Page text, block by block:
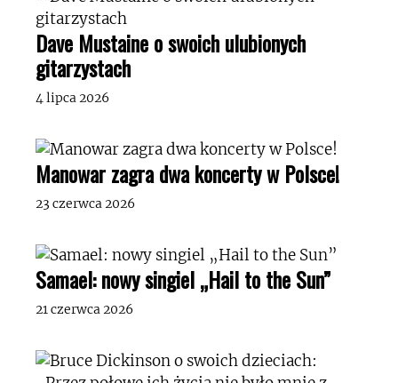
Dave Mustaine o swoich ulubionych
gitarzystach
4 lipca 2026
Manowar zagra dwa koncerty w Polsce!
23 czerwca 2026
Samael: nowy singiel „Hail to the Sun”
21 czerwca 2026